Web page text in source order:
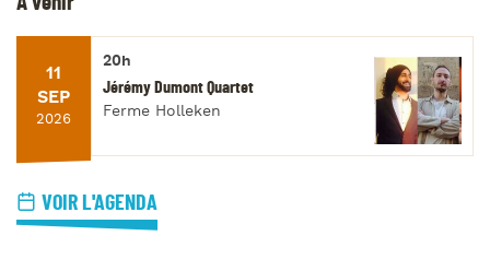
11
SEP
2026
20h
Jérémy Dumont Quartet
Ferme Holleken
VOIR L'AGENDA